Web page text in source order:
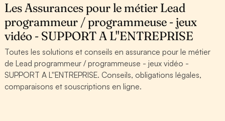
Les Assurances pour le métier Lead
programmeur / programmeuse - jeux
vidéo - SUPPORT A L''ENTREPRISE
Toutes les solutions et conseils en assurance pour le métier
de Lead programmeur / programmeuse - jeux vidéo -
SUPPORT A L''ENTREPRISE. Conseils, obligations légales,
comparaisons et souscriptions en ligne.